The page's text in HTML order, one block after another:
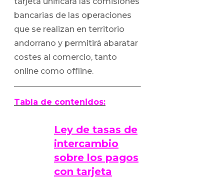
bancarias de las operaciones
que se realizan en territorio
andorrano y permitirá abaratar
costes al comercio, tanto
online como offline.
Tabla de contenidos:
Ley de tasas de
intercambio
sobre los pagos
con tarjeta